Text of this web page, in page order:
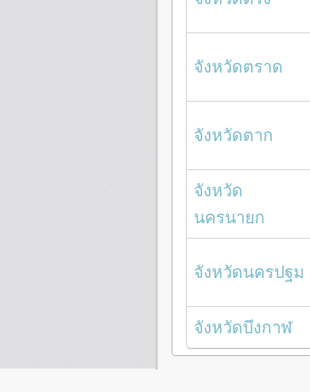
จังหวัดตราด
จังหวัดตาก
จังหวัด
นครนายก
จังหวัดนครปฐม
จังหวัดบึงกาฬ